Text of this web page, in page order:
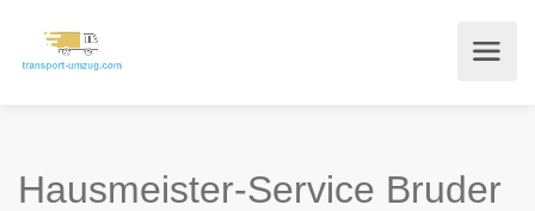
Hausmeister-Service Bruder